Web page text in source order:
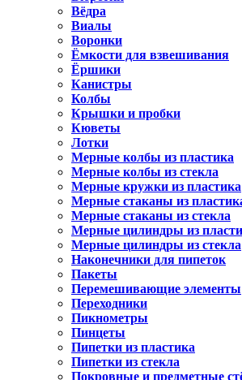
Вёдра
Виалы
Воронки
Ёмкости для взвешивания
Ёршики
Канистры
Колбы
Крышки и пробки
Кюветы
Лотки
Мерные колбы из пластика
Мерные колбы из стекла
Мерные кружки из пластика
Мерные стаканы из
Мерные стаканы из стекла
Мерные цилиндры из
Мерные цилиндры из стекла
Наконечники для пипеток
Пакеты
Перемешивающие элементы
Переходники
Пикнометры
Пинцеты
Пипетки из пластика
Пипетки из стекла
Покровные и предметные